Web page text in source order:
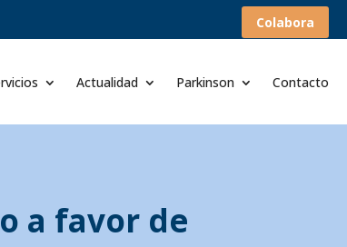
Colabora
Actualidad Parkinson Contacto
a favor de